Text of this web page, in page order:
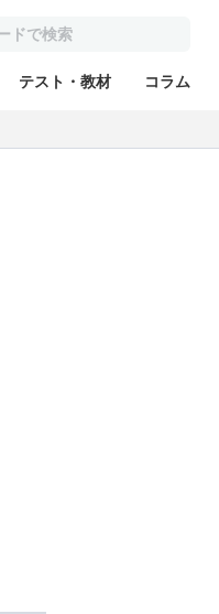
テスト・教材 コラム